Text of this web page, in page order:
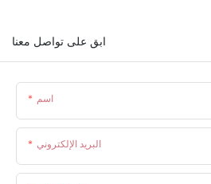
ابق على تواصل معنا
اسم
البريد الإلكتروني